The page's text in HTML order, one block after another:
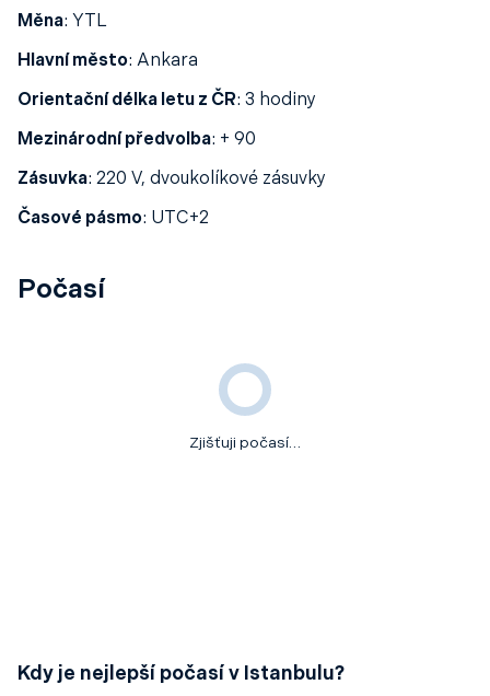
starého města
vyráběných suvenýrů, ochutnejte
Bosporem. Každá čtvrť nabízí jiný zážitek, a právě to
dělá z Istanbulu destinaci, která se hluboce vryje do
Měna: YTL
Hlavní město: Ankara
Orientační délka letu z ČR: 3 hodiny
Mezinárodní předvolba: + 90
Zásuvka: 220 V, dvoukolíkové zásuvky
Časové pásmo: UTC+2
Počasí
Zjišťuji počasí…
Kdy je nejlepší počasí v Istanbulu?